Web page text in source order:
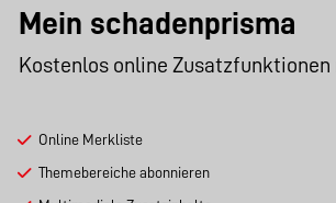
Mein schadenprisma
Kostenlos online Zusatzfunktionen
Online Merkliste
Themebereiche abonnieren